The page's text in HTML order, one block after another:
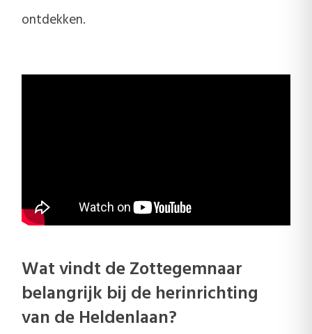
ontdekken.
Wat vindt de Zottegemnaar
belangrijk bij de herinrichting
van de Heldenlaan?